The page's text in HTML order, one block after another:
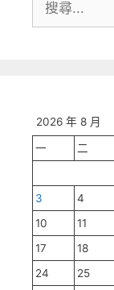
尋:
2026 年 8 月
一 二
3
4
10
11
17
18
24
25